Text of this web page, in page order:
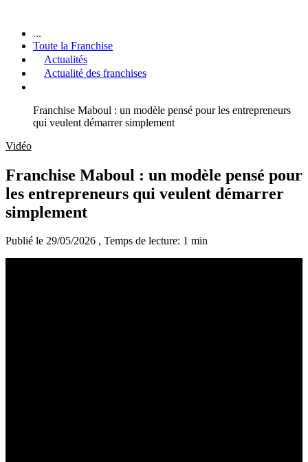
...
Toute la Franchise
Actualités
Actualité des franchises
Franchise Maboul : un modèle pensé pour les entrepreneurs
qui veulent démarrer simplement
Vidéo
Franchise Maboul : un modèle pensé pour
les entrepreneurs qui veulent démarrer
simplement
Publié le 29/05/2026 , Temps de lecture: 1 min